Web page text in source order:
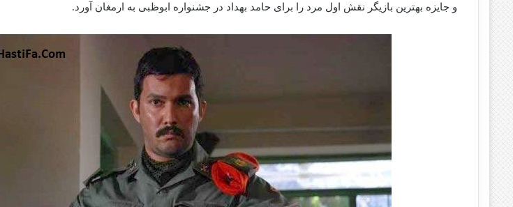
و جایزه بهترین بازیگر نقش اول مرد را برای حامد بهداد در جشنواره ابوظبی به ارمغان آورد.